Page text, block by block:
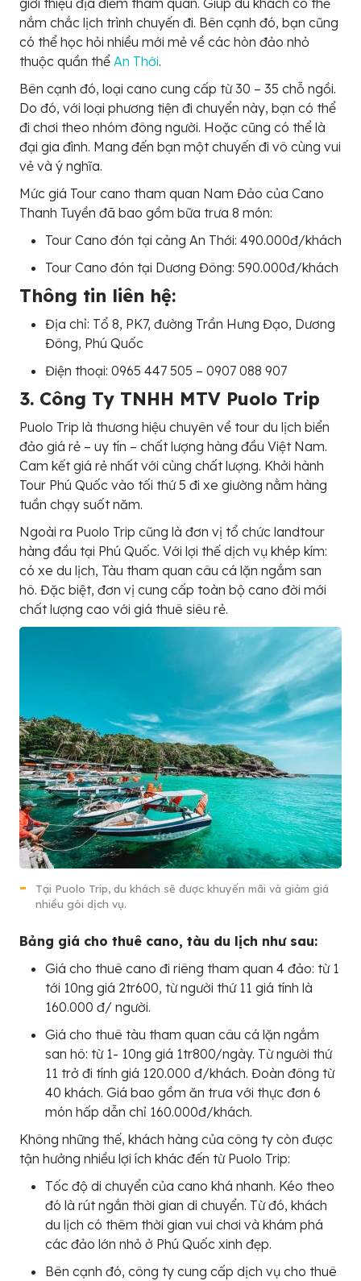
giới thiệu địa điểm tham quan. Giúp du khách có thể
nắm chắc lịch trình chuyến đi. Bên cạnh đó, bạn cũng
có thể học hỏi nhiều mới mẻ về các hòn đảo nhỏ
thuộc quần thể An Thới.
Bên cạnh đó, loại cano cung cấp từ 30 – 35 chỗ ngồi.
Do đó, với loại phương tiện đi chuyển này, bạn có thể
đi chơi theo nhóm đông người. Hoặc cũng có thể là
đại gia đình. Mang đến bạn một chuyến đi vô cùng vui
vẻ và ý nghĩa.
Mức giá Tour cano tham quan Nam Đảo của Cano
Thanh Tuyền đã bao gồm bữa trưa 8 món:
Tour Cano đón tại cảng An Thới: 490.000đ/khách
Tour Cano đón tại Dương Đông: 590.000đ/khách
Thông tin liên hệ:
Địa chỉ: Tổ 8, PK7, đường Trần Hưng Đạo, Dương
Đông, Phú Quốc
Điện thoại: 0965 447 505 – 0907 088 907
3. Công Ty TNHH MTV Puolo Trip
Puolo Trip là thương hiệu chuyên về tour du lịch biển
đảo giá rẻ – uy tín – chất lượng hàng đầu Việt Nam.
Cam kết giá rẻ nhất với cùng chất lượng. Khởi hành
Tour Phú Quốc vào tối thứ 5 đi xe giường nằm hàng
tuần chạy suốt năm.
Ngoài ra Puolo Trip cũng là đơn vị tổ chức landtour
hàng đầu tại Phú Quốc. Với lợi thế dịch vụ khép kím:
có xe du lịch, Tàu tham quan câu cá lặn ngắm san
hô. Đặc biệt, đơn vị cung cấp toàn bộ cano đời mới
chất lượng cao với giá thuê siêu rẻ.
Tại Puolo Trip, du khách sẽ được khuyến mãi và giảm giá
nhiều gói dịch vụ.
Bảng giá cho thuê cano, tàu du lịch như sau:
Giá cho thuê cano đi riêng tham quan 4 đảo: từ 1
tới 10ng giá 2tr600, từ người thứ 11 giá tính là
160.000 đ/ người.
Giá cho thuê tàu tham quan câu cá lặn ngắm
san hô: từ 1- 10ng giá 1tr800/ngày. Từ người thứ
11 trở đi tính giá 120.000 đ/khách. Đoàn đông từ
40 khách. Giá bao gồm ăn trưa với thực đơn 6
món hấp dẫn chỉ 160.000đ/khách.
Không những thế, khách hàng của công ty còn được
tận hưởng nhiều lợi ích khác đến từ Puolo Trip:
Tốc độ di chuyển của cano khá nhanh. Kéo theo
đó là rút ngắn thời gian di chuyển. Từ đó, khách
du lịch có thêm thời gian vui chơi và khám phá
các đảo lớn nhỏ ở Phú Quốc xinh đẹp.
Bên cạnh đó, công ty cung cấp dịch vụ cho thuê